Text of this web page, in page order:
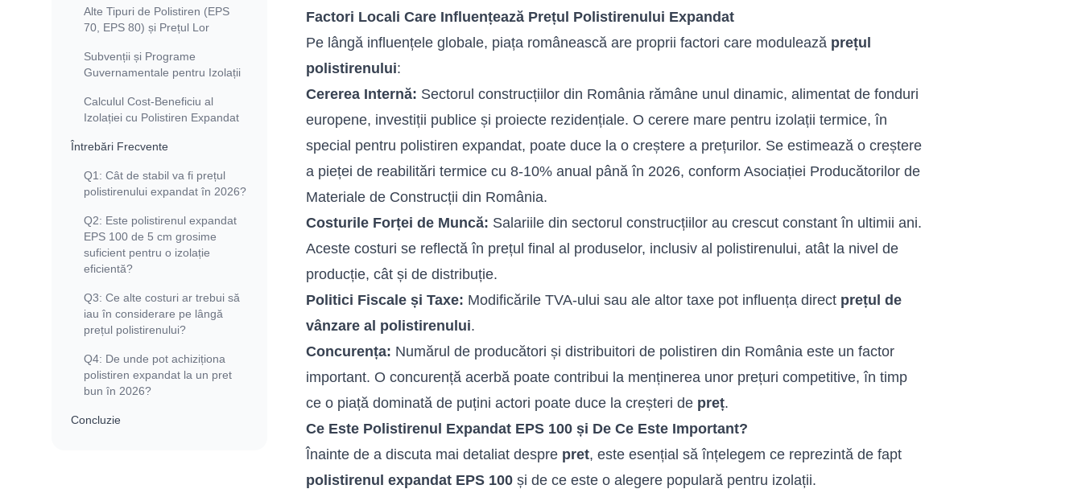
Alte Tipuri de Polistiren (EPS
70, EPS 80) și Prețul Lor
Subvenții și Programe
Guvernamentale pentru Izolații
Calculul Cost-Beneficiu al
Izolației cu Polistiren Expandat
Întrebări Frecvente
Q1: Cât de stabil va fi prețul
polistirenului expandat în 2026?
Q2: Este polistirenul expandat
EPS 100 de 5 cm grosime
suficient pentru o izolație
eficientă?
Q3: Ce alte costuri ar trebui să
iau în considerare pe lângă
prețul polistirenului?
Q4: De unde pot achiziționa
polistiren expandat la un pret
bun în 2026?
Concluzie
Factori Locali Care Influențează Prețul Polistirenului Expandat
Pe lângă influențele globale, piața românească are proprii factori care modulează prețul
polistirenului:
Cererea Internă: Sectorul construcțiilor din România rămâne unul dinamic, alimentat de fonduri
europene, investiții publice și proiecte rezidențiale. O cerere mare pentru izolații termice, în
special pentru polistiren expandat, poate duce la o creștere a prețurilor. Se estimează o creștere
a pieței de reabilitări termice cu 8-10% anual până în 2026, conform Asociației Producătorilor de
Materiale de Construcții din România.
Costurile Forței de Muncă: Salariile din sectorul construcțiilor au crescut constant în ultimii ani.
Aceste costuri se reflectă în prețul final al produselor, inclusiv al polistirenului, atât la nivel de
producție, cât și de distribuție.
Politici Fiscale și Taxe: Modificările TVA-ului sau ale altor taxe pot influența direct prețul de
vânzare al polistirenului.
Concurența: Numărul de producători și distribuitori de polistiren din România este un factor
important. O concurență acerbă poate contribui la menținerea unor prețuri competitive, în timp
ce o piață dominată de puțini actori poate duce la creșteri de preț.
Ce Este Polistirenul Expandat EPS 100 și De Ce Este Important?
Înainte de a discuta mai detaliat despre pret, este esențial să înțelegem ce reprezintă de fapt
polistirenul expandat EPS100și de ce este o alegere populară pentru izolații.